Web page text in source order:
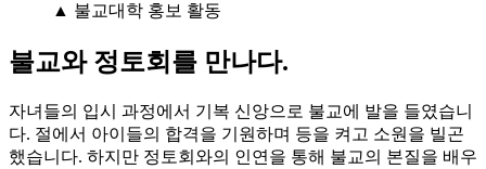
▲ 불교대학 홍보 활동
불교와 정토회를 만나다.
자녀들의 입시 과정에서 기복 신앙으로 불교에 발을 들였습니
다. 절에서 아이들의 합격을 기원하며 등을 켜고 소원을 빌곤
했습니다. 하지만 정토회와의 인연을 통해 불교의 본질을 배우